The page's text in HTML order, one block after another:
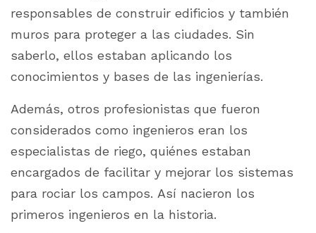
responsables de construir edificios y también
muros para proteger a las ciudades. Sin
saberlo, ellos estaban aplicando los
conocimientos y bases de las ingenierías.
Además, otros profesionistas que fueron
considerados como ingenieros eran los
especialistas de riego, quiénes estaban
encargados de facilitar y mejorar los sistemas
para rociar los campos. Así nacieron los
primeros ingenieros en la historia.